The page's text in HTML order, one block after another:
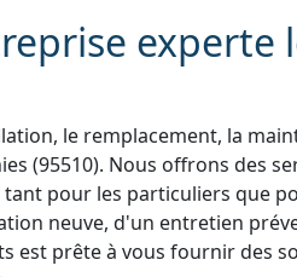
experte
le remplacement, la
(95510). Nous offrons des
tant pour les particuliers que
neuve, d'un entretien
est prête à vous fournir des